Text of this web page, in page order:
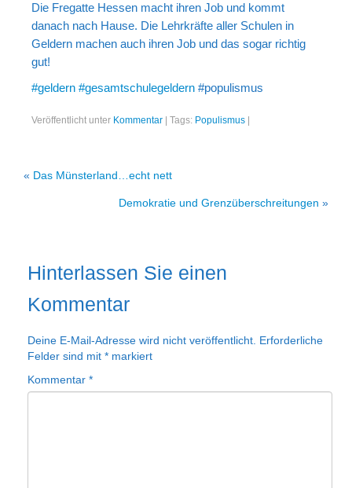
Die Fregatte Hessen macht ihren Job und kommt
danach nach Hause. Die Lehrkräfte aller Schulen in
Geldern machen auch ihren Job und das sogar richtig
gut!
#geldern #gesamtschulegeldern #populismus
Veröffentlicht unter Kommentar Tags: Populismus
« Das Münsterland…echt nett
Demokratie und Grenzüberschreitungen »
Hinterlassen Sie einen
Kommentar
Deine E-Mail-Adresse wird nicht veröffentlicht. Erforderliche
Felder sind mit * markiert
Kommentar *